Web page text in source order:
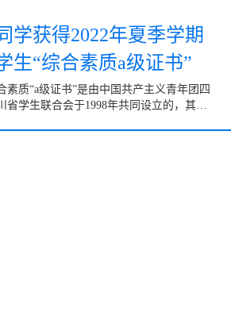
学获得2022年夏季学期
生“综合素质a级证书”
素质“a级证书”是由中国共产主义青年团四
省学生联合会于1998年共同设立的，其申